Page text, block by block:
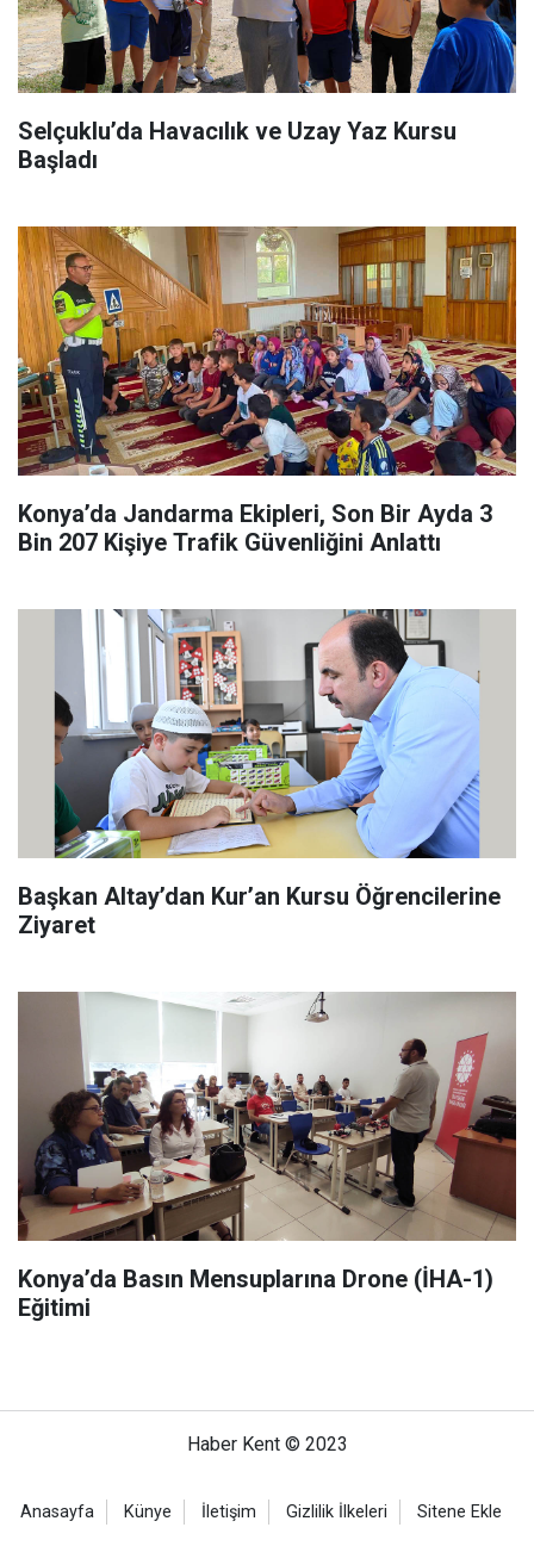
Selçuklu’da Havacılık ve Uzay Yaz Kursu
Başladı
Konya’da Jandarma Ekipleri, Son Bir Ayda 3
Bin 207 Kişiye Trafik Güvenliğini Anlattı
Başkan Altay’dan Kur’an Kursu Öğrencilerine
Ziyaret
Konya’da Basın Mensuplarına Drone (İHA-1)
Eğitimi
Haber Kent © 2023
Anasayfa Künye İletişim Gizlilik İlkeleri Sitene Ekle